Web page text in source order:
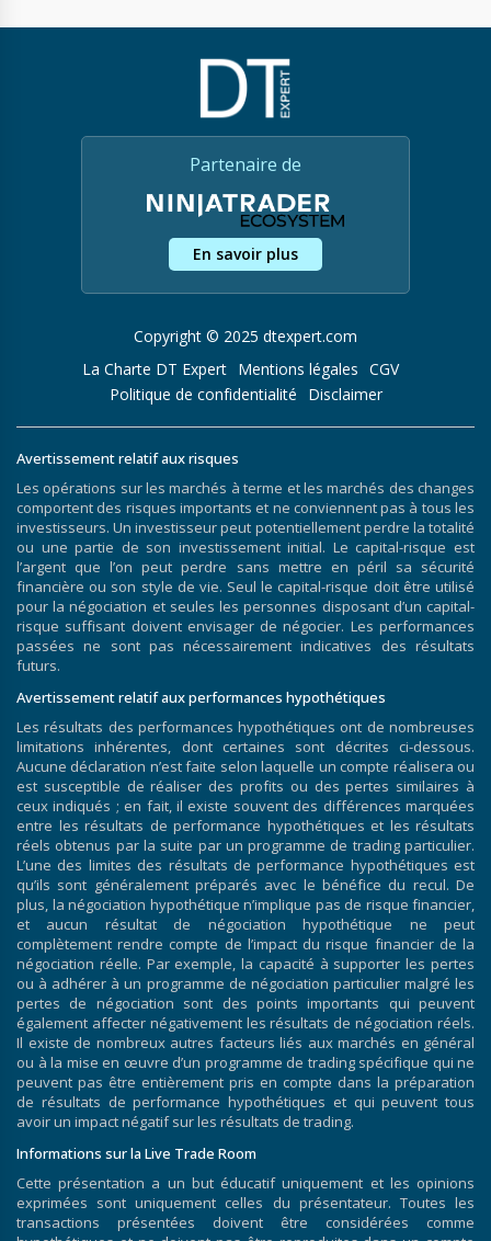
Partenaire de
En savoir plus
Copyright © 2025 dtexpert.com
La Charte DT Expert
Mentions légales CGV
Politique de confidentialité
Disclaimer
Avertissement relatif aux risques
Les opérations sur les marchés à terme et les marchés des changes
comportent des risques importants et ne conviennent pas à tous les
investisseurs. Un investisseur peut potentiellement perdre la totalité
ou une partie de son investissement initial. Le capital-risque est
l’argent que l’on peut perdre sans mettre en péril sa sécurité
financière ou son style de vie. Seul le capital-risque doit être utilisé
pour la négociation et seules les personnes disposant d’un capital-
risque suffisant doivent envisager de négocier. Les performances
passées ne sont pas nécessairement indicatives des résultats
futurs.
Avertissement relatif aux performances hypothétiques
Les résultats des performances hypothétiques ont de nombreuses
limitations inhérentes, dont certaines sont décrites ci-dessous.
Aucune déclaration n’est faite selon laquelle un compte réalisera ou
est susceptible de réaliser des profits ou des pertes similaires à
ceux indiqués ; en fait, il existe souvent des différences marquées
entre les résultats de performance hypothétiques et les résultats
réels obtenus par la suite par un programme de trading particulier.
L’une des limites des résultats de performance hypothétiques est
qu’ils sont généralement préparés avec le bénéfice du recul. De
plus, la négociation hypothétique n’implique pas de risque financier,
et aucun résultat de négociation hypothétique ne peut
complètement rendre compte de l’impact du risque financier de la
négociation réelle. Par exemple, la capacité à supporter les pertes
ou à adhérer à un programme de négociation particulier malgré les
pertes de négociation sont des points importants qui peuvent
également affecter négativement les résultats de négociation réels.
Il existe de nombreux autres facteurs liés aux marchés en général
ou à la mise en œuvre d’un programme de trading spécifique qui ne
peuvent pas être entièrement pris en compte dans la préparation
de résultats de performance hypothétiques et qui peuvent tous
avoir un impact négatif sur les résultats de trading.
Informations sur la Live Trade Room
Cette présentation a un but éducatif uniquement et les opinions
exprimées sont uniquement celles du présentateur. Toutes les
transactions présentées doivent être considérées comme